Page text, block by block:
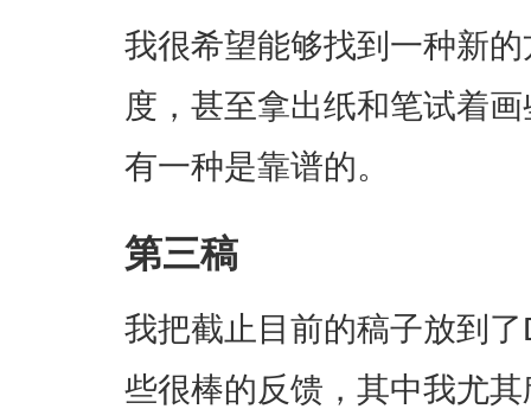
我很希望能够找到一种新
度，甚至拿出纸和笔试着
有一种是靠谱的。
第三稿
我把截止目前的稿子放到
些很棒的反馈，其中我尤